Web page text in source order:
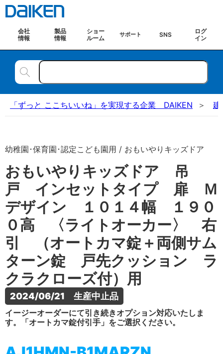
会社
情報
製品
情報
ショー
ルーム
サポート SNS
ログ
イン
「ずっと ここちいいね」を実現する企業 DAIKEN 建
幼稚園･保育園･認定こども園用 / おもいやりキッズドア
おもいやりキッズドア 吊
戸 インセットタイプ 扉 Ｍ
デザイン １０１４幅 １９０
０高 〈ライトオーカー〉 右
引 （オートカマ錠＋両側サム
ターン錠 戸先クッション ラ
クラクローズ付）用
2024/06/21　生産中止品
イージーオーダーにて引き続きオプション対応いたしま
す。「オートカマ錠付引手」をご選択ください。